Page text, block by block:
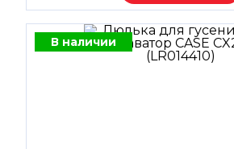
В наличии